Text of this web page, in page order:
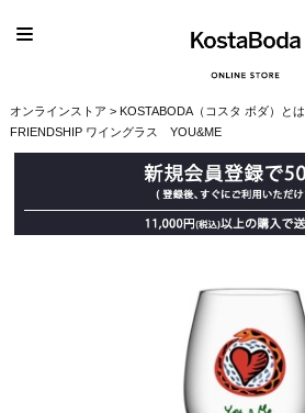
オンラインストア > KOSTABODA（コスタ ボダ）とは
FRIENDSHIP ワイングラス YOU&ME